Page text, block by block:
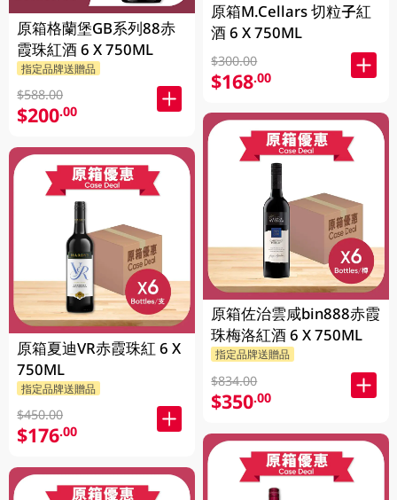
原箱格蘭堡GB系列88赤
霞珠紅酒 6 X 750ML
指定品牌送贈品
$588.00
$200.00
原箱夏迪VR赤霞珠紅 6 X
750ML
指定品牌送贈品
$450.00
$176.00
原箱M.Cellars 切粒子紅
酒 6 X 750ML
$300.00
$168.00
原箱佐治雲咸bin888赤霞
珠梅洛紅酒 6 X 750ML
指定品牌送贈品
$834.00
$350.00